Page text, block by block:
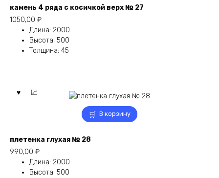
камень 4 ряда с косичкой верх № 27
1050,00 ₽
Длина: 2000
Высота: 500
Толщина: 45
В корзину
плетенка глухая № 28
990,00 ₽
Длина: 2000
Высота: 500